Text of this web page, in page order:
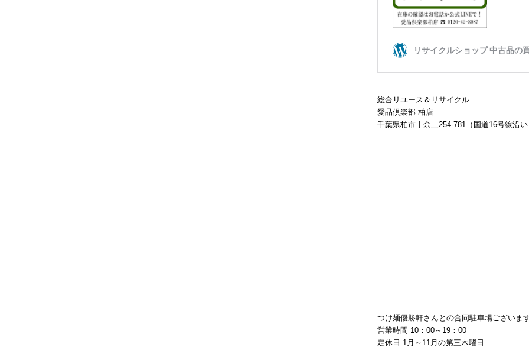
総合リユース＆リサイクル
愛品倶楽部 柏店
千葉県柏市十余二254-781（国道16号線沿
つけ麺優勝軒さんとの合同駐車場ございま
営業時間 10：00～19：00
定休日 1月～11月の第三木曜日